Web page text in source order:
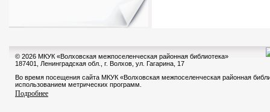
© 2026 МКУК «Волховская межпоселенческая районная библиотека»
187401, Ленинградская обл., г. Волхов, ул. Гагарина, 17
Во время посещения сайта МКУК «Волховская межпоселенческая районная
использованием метрических программ.
Подробнее